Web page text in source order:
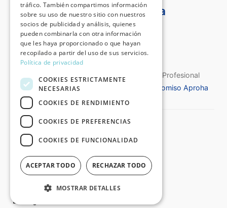
Certificado Aproha
Certificado de Calidad de la Asociación Profesional
Española de Historiadores del Arte
Compromiso Aproha
©2026 Destino Arte®
Todos los derechos reservados
:: Condiciones Generales de Compra
:: Política de Cookies
Bazinga Studio
tráfico. También compartimos información
sobre su uso de nuestro sitio con nuestros
socios de publicidad y análisis, quienes
pueden combinarla con otra información
que les haya proporcionado o que hayan
recopilado a partir del uso de sus servicios.
Política de privacidad
COOKIES ESTRICTAMENTE
NECESARIAS
COOKIES DE RENDIMIENTO
COOKIES DE PREFERENCIAS
COOKIES DE FUNCIONALIDAD
ACEPTAR TODO RECHAZAR TODO
MOSTRAR DETALLES